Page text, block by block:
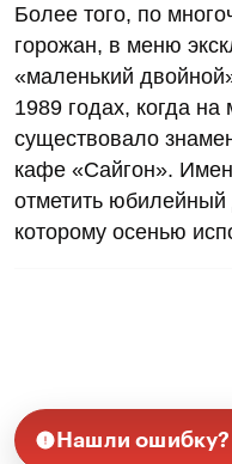
Более того, по
горожан, в меню
«маленький
1989 годах, когда
существовало
кафе «Сайгон».
отметить юбилейный
которому осенью
Нашли